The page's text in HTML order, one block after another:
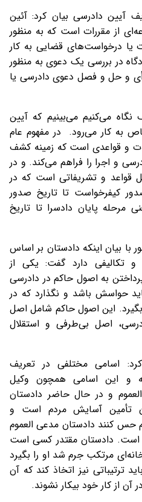
دادرسی بیان کرد: آئین
از مقررات است که به منظور
یا درخواست‌های قضایی به کار
در بررسی یک دعوی به منظور
و حل و فصل دعوی دادرسی یا
می‌کنیم‌ می‌بینیم که آیین
به کار می‌رود. در مفهوم عام
و قواعدی است که زمینه کشف
و اجرا را فراهم می‌کند. و در
و تشریفاتی است که در
کیفرخواست تا تاریخ صدور
پایان دادسرا تا تاریخ
کشور با بیان اینکه دادستان بر اساس
تکالیفی دارد گفت: یکی از
به اصول حاکم در دادرسی
حواسش باشد و نگذارد که در
این اصول حاکم شامل اصل
اصل بی‌طرفی و استقلال
اسامی مختلفی در تعریف
و این اسامی همچون وکیل
و در حال حاضر دادستان
تأمین آسایش مردم است و
حس کنند دادستان مدعی العموم
است. دادستان مقتدر کسی است
مرتکب جرم شد او را بگیرد
ترتیباتی نیز اتخاذ کند که آن
آن از کار خود بیکار نشوند.